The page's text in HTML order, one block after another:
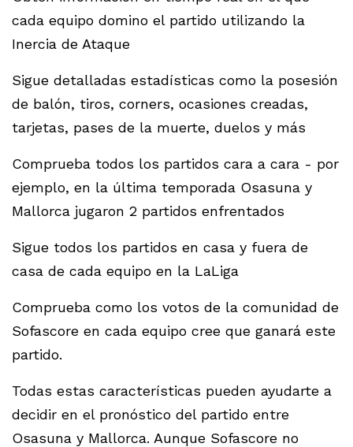
cada equipo domino el partido utilizando la
Inercia de Ataque
Sigue detalladas estadísticas como la posesión
de balón, tiros, corners, ocasiones creadas,
tarjetas, pases de la muerte, duelos y más
Comprueba todos los partidos cara a cara - por
ejemplo, en la última temporada Osasuna y
Mallorca jugaron 2 partidos enfrentados
Sigue todos los partidos en casa y fuera de
casa de cada equipo en la LaLiga
Comprueba como los votos de la comunidad de
Sofascore en cada equipo cree que ganará este
partido.
Todas estas características pueden ayudarte a
decidir en el pronóstico del partido entre
Osasuna y Mallorca. Aunque Sofascore no